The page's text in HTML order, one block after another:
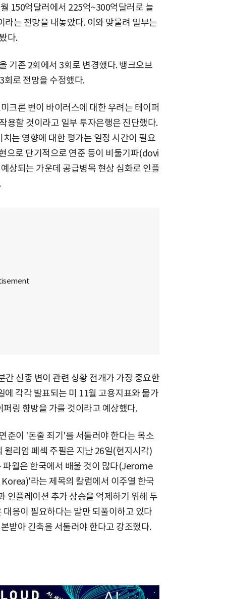
150억달러에서 225억~300억달러로 늘
는 전망을 내놓았다. 이와 맞물려 일부는
다.
기존 2회에서 3회로 변경했다. 뱅크오브
로 전망을 수정했다.
크론 변이 바이러스에 대한 우려는 테이퍼
용할 것이라고 일부 투자은행은 진단했다.
는 영향에 대한 평가는 일정 시간이 필요
으로 단기적으로 연준 등이 비둘기파(dovi
상되는 가운데 공급병목 현상 심화로 인플
신종 변이 관련 상황 전개가 가장 중요한
각각 발표되는 미 11월 고용지표와 물가
링 향방을 가를 것이라고 예상했다.
준이 '돈줄 죄기'를 서둘러야 한다는 목소
윌리엄 페섹 주필은 지난 26일(현지시각)
월은 한국에서 배울 것이 많다(Jerome
라는 제목의 칼럼에서 이주열 한국
인플레이션 추가 상승을 억제하기 위해 두
응이 필요하다는 말만 되풀이하고 있다
받아 긴축을 서둘러야 한다고 강조했다.